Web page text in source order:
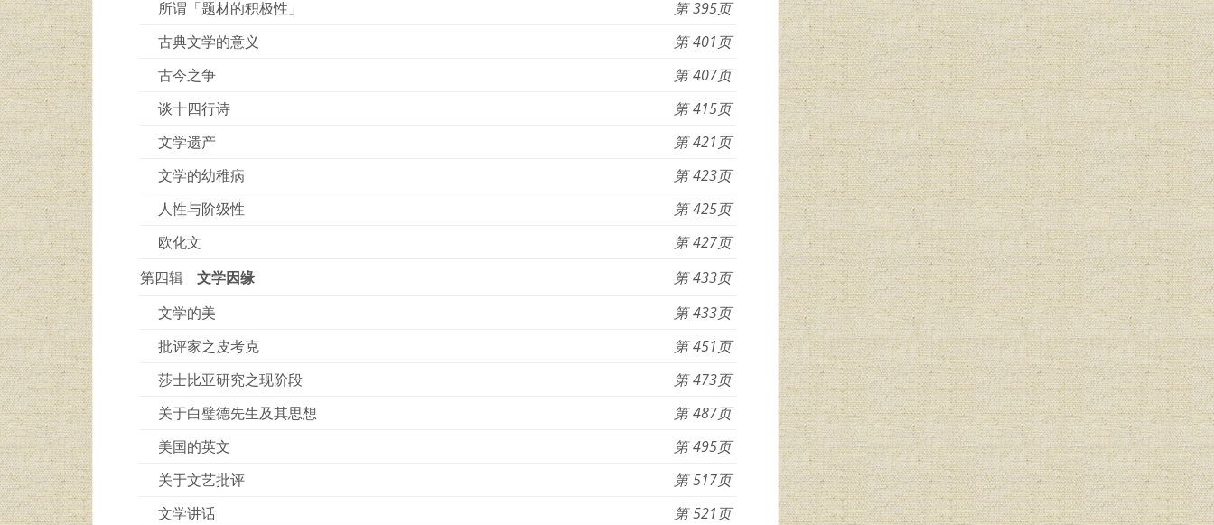
所谓「题材的积极性」
395
古典文学的意义
401
古今之争
407
谈十四行诗
415
文学遗产
421
文学的幼稚病
423
人性与阶级性
425
欧化文
427
第四辑
文学因缘
433
文学的美
433
批评家之皮考克
451
莎士比亚研究之现阶段
473
关于白璧德先生及其思想
487
美国的英文
495
关于文艺批评
517
文学讲话
521